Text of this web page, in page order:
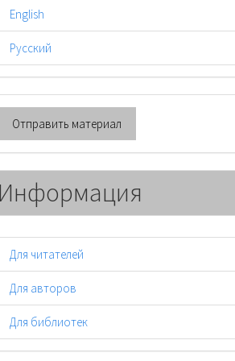
English
Русский
Отправить материал
Для читателей
Для авторов
Для библиотек